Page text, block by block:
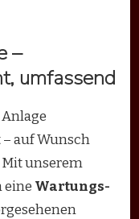
–
umfassend
auf Wunsch
Mit unserem
eine Wartungs-